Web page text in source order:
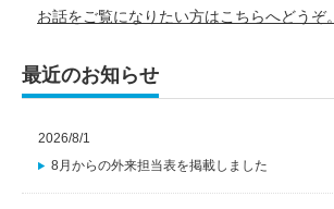
お話をご覧になりたい方はこちらへどうぞ。
最近のお知らせ
2026/8/1
8月からの外来担当表を掲載しました